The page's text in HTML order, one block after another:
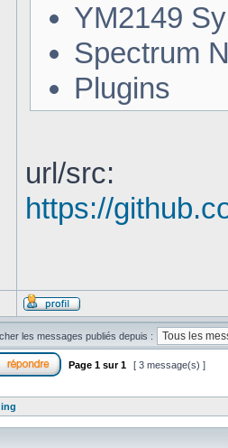
YM2149
Spectrum
Plugins
url/src:
https://
les messages publiés depuis :
Page 1 sur1 [ 3 message(s) ]